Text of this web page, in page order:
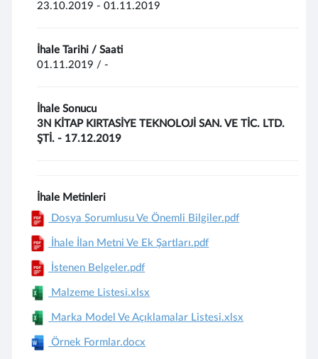
23.10.2019 - 01.11.2019
İhale Tarihi / Saati
01.11.2019 / -
İhale Sonucu
3N KİTAP KIRTASİYE TEKNOLOJİ SAN. VE TİC. LTD.
ŞTİ. - 17.12.2019
İhale Metinleri
Dosya Sorumlusu Ve Önemli Bilgiler.pdf
İhale İlan Metni Ve Ek Şartları.pdf
İstenen Belgeler.pdf
Malzeme Listesi.xlsx
Marka Model Ve Açıklamalar Listesi.xlsx
Örnek Formlar.docx